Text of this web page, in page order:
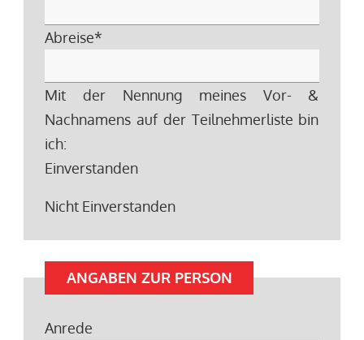
Abreise*
Mit der Nennung meines Vor- &
Nachnamens auf der Teilnehmerliste bin
ich:
Einverstanden
Nicht Einverstanden
ANGABEN ZUR PERSON
Anrede